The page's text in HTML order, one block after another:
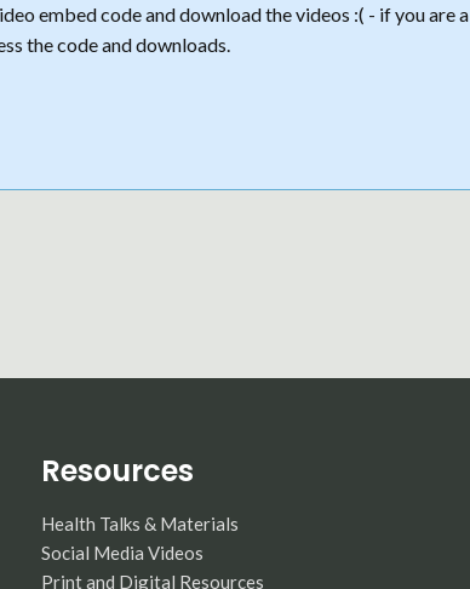
embed code and download the videos :( - if you are a
the code and downloads.
Resources
Health Talks & Materials
Social Media Videos
Print and Digital Resources